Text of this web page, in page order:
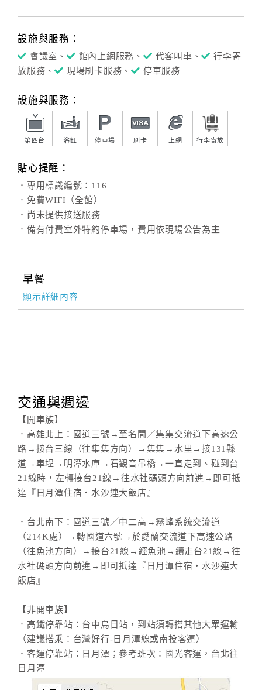
設施與服務：
會議室、 館內上網服務、 代客叫車、
行李寄
放服務、
現場刷卡服務、 停車服務
設施與服務：
第四台 浴缸 停車場 刷卡 上網 行李寄放
貼心提醒：
．專用標識編號：116
．免費WIFI（全館）
．尚未提供接送服務
．備有付費室外特約停車場，費用依現場公告為主
早餐
顯示詳細內容
交通與週邊
【開車族】
．高雄北上：國道三號→至名間／集集交流道下高速公
路→接台三線（往集集方向）→集集→水里→接131縣
道→車埕→明潭水庫→石觀音吊橋→一直走到、碰到台
21線時，左轉接台21線→往水社碼頭方向前進→即可抵
達『日月潭住宿‧水沙連大飯店』
．台北南下：國道三號／中二高→霧峰系統交流道
（214K處）→轉國道六號→於愛蘭交流道下高速公路
（往魚池方向）→接台21線→經魚池→續走台21線→往
水社碼頭方向前進→即可抵達『日月潭住宿‧水沙連大
飯店』
【非開車族】
．高鐵停靠站：台中烏日站，到站須轉搭其他大眾運輸
（建議搭乘：台灣好行-日月潭線或南投客運）
．客運停靠站：日月潭；參考班次：國光客運，台北往
日月潭